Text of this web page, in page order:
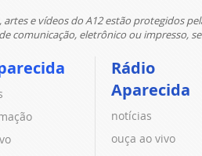
artes e vídeos do A12 estão protegidos
comunicação, eletrônico ou impresso,
Rádio
Aparecida
notícias
ouça ao vivo